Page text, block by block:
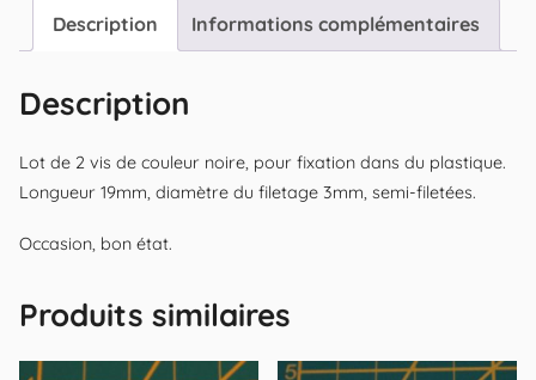
Description Informations complémentaires
Description
Lot de 2 vis de couleur noire, pour fixation dans du plastique.
Longueur 19mm, diamètre du filetage 3mm, semi-filetées.
Occasion, bon état.
Produits similaires